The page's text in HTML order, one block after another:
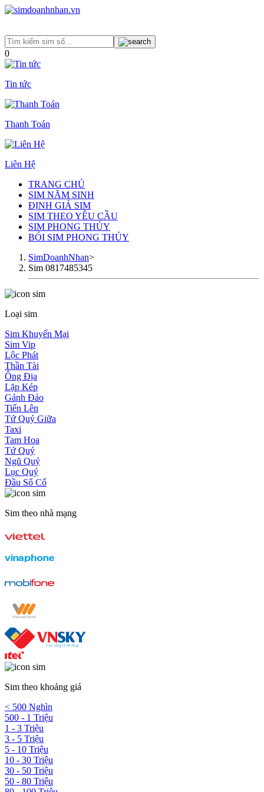
0
Tin tức
Thanh Toán
Liên Hệ
TRANG CHỦ
SIM NĂM SINH
ĐỊNH GIÁ SIM
SIM THEO YÊU CẦU
SIM PHONG THỦY
BÓI SIM PHONG THỦY
SimDoanhNhan>
Sim 0817485345
Loại sim
Sim Khuyến Mại
Sim Vip
Lộc Phát
Thần Tài
Ông Địa
Lặp Kép
Gánh Đảo
Tiến Lên
Tứ Quý Giữa
Taxi
Tam Hoa
Tứ Quý
Ngũ Quý
Lục Quý
Đầu Số Cổ
Sim theo nhà mạng
Sim theo khoảng giá
< 500 Nghìn
500 - 1 Triệu
1 - 3 Triệu
3 - 5 Triệu
5 - 10 Triệu
10 - 30 Triệu
30 - 50 Triệu
50 - 80 Triệu